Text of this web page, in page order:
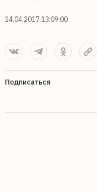
14.04.2017 13:09:00
Подписаться